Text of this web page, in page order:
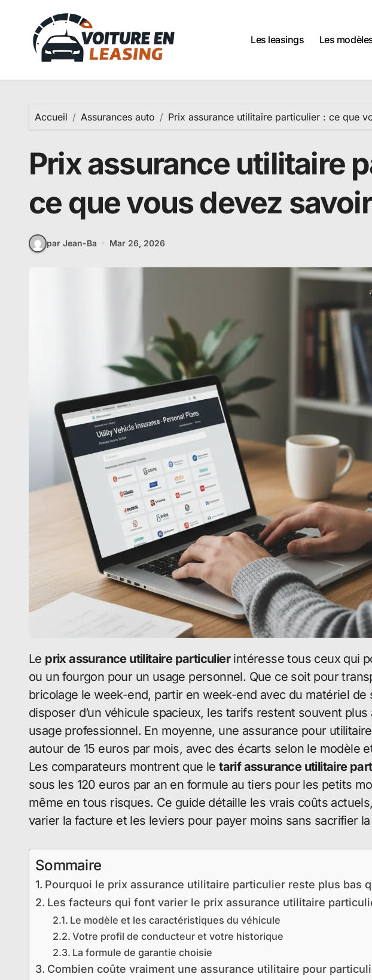
contenu
Les leasings Les
Accueil Assurances auto Prix assurance utilitaire particulier : ce que
Prix assurance utilitaire
ce que vous devez
par Jean-Ba Mar 26, 2026
Le prix assurance utilitaire particulierintéresse tous ceux qui
ou un fourgon pour un usage personnel. Que ce soit pour
bricolage le week-end, partir en week-end avec du matériel
disposer d’un véhicule spacieux, les tarifs restent souvent
usage professionnel. En moyenne, une assurance pour
autour de 15 euros par mois, avec des écarts selon le modèle
Les comparateurs montrent que letarif assurance utilitaire
sous les 120 euros par an en formule au tiers pour les petits
même en tous risques. Ce guide détaille les vrais coûts
varier la facture et les leviers pour payer moins sans sacrifier
Sommaire
Pourquoi le prix assurance utilitaire particulier reste plus bas
Les facteurs qui font varier le prix assurance utilitaire
Le modèle et les caractéristiques du véhicule
Votre profil de conducteur et votre historique
La formule de garantie choisie
Combien coûte vraiment une assurance utilitaire pour